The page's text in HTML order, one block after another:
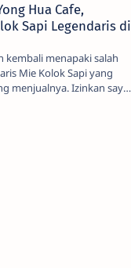
Hua Cafe,
Sapi Legendaris di
Mie Kolok Sapi yang
menjualnya. Izinkan saya